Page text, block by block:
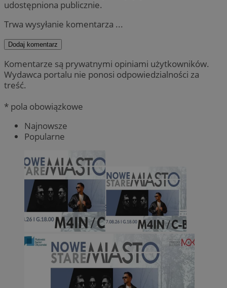
udostępniona publicznie.
Trwa wysyłanie komentarza ...
Dodaj komentarz
Komentarze są prywatnymi opiniami użytkowników.
Wydawca portalu nie ponosi odpowiedzialności za
treść.
* pola obowiązkowe
Najnowsze
Popularne